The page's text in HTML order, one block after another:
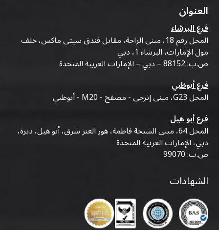
العنوان
فرع البرشاء
المحل رقم 18، مبنى الراحة، مقابل فندق سيتي ماكس، خلف
مول الإمارات، البرشاء 1، دبي
ص.ب: 88152 – دبي – الإمارات العربية المتحدة
فرع أبوظبي
المحل G23، مبنى إنرجي - مصفح - M20 - أبوظبي
فرع أبو هيل
المحل 64، مبنى الشيخة فاطمة، هور العنز شرق، أبو هيل، ديرة،
دبي، الإمارات العربية المتحدة
ص.ب: 99070
الشهادات